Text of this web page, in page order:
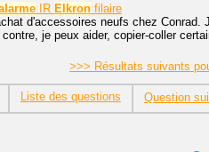
IR Elkron filaire
d'accessoires neufs chez
je peux aider, copier-coller
>>> Résultats suivants
Liste des questions Question